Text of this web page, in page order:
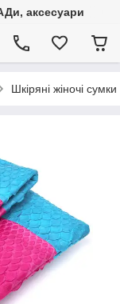
аксесуари
Шкіряні жіночі сумки